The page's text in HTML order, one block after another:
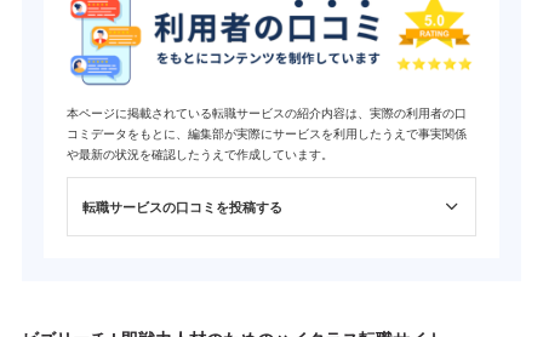
本ページに掲載されている転職サービスの紹介内容は、実際の利用者の口
コミデータをもとに、編集部が実際にサービスを利用したうえで事実関係
や最新の状況を確認したうえで作成しています。
転職サービスの口コミを投稿する